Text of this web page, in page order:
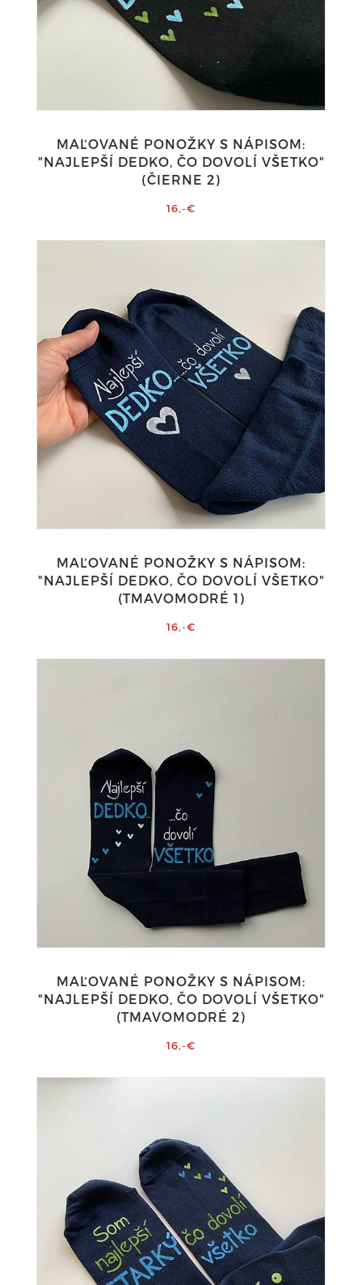
MAĽOVANÉ PONOŽKY S NÁPISOM:
"NAJLEPŠÍ DEDKO, ČO DOVOLÍ VŠETKO"
(ČIERNE 2)
16,-€
MAĽOVANÉ PONOŽKY S NÁPISOM:
"NAJLEPŠÍ DEDKO, ČO DOVOLÍ VŠETKO"
(TMAVOMODRÉ 1)
16,-€
MAĽOVANÉ PONOŽKY S NÁPISOM:
"NAJLEPŠÍ DEDKO, ČO DOVOLÍ VŠETKO"
(TMAVOMODRÉ 2)
16,-€